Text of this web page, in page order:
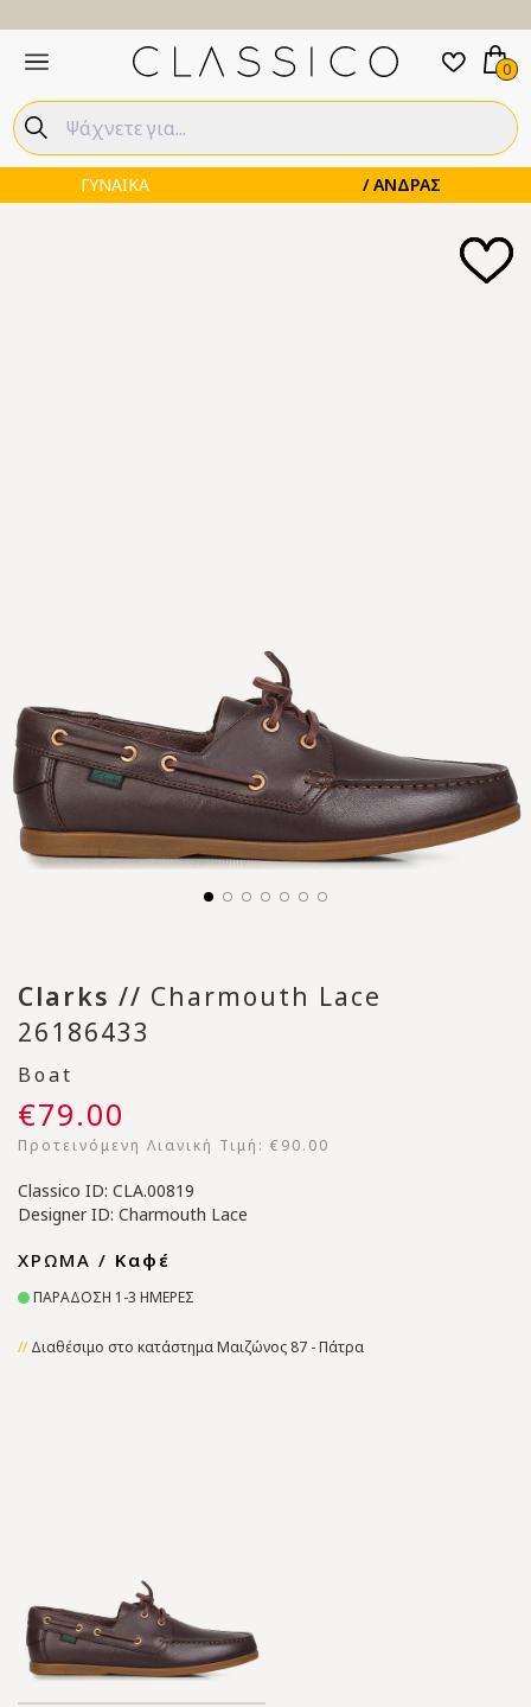
ΓΥΝΑΙΚΑ ΑΝΔΡΑΣ
0
Clarks // Charmouth Lace
26186433
Boat
€79.00
Προτεινόμενη Λιανική Τιμή: €90.00
Classico ID: CLA.00819
Designer ID: Charmouth Lace
ΧΡΩΜΑ / Καφέ
ΠΑΡΑΔΟΣΗ 1-3 ΗΜΕΡΕΣ
Διαθέσιμο στο κατάστημα Μαιζώνος 87 - Πάτρα